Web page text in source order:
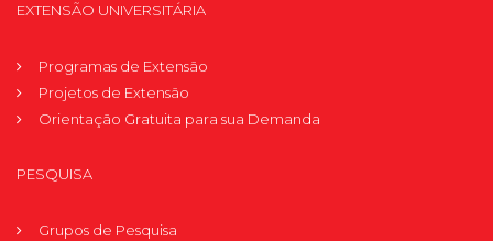
EXTENSÃO UNIVERSITÁRIA
Programas de Extensão
Projetos de Extensão
Orientação Gratuita para sua Demanda
PESQUISA
Grupos de Pesquisa